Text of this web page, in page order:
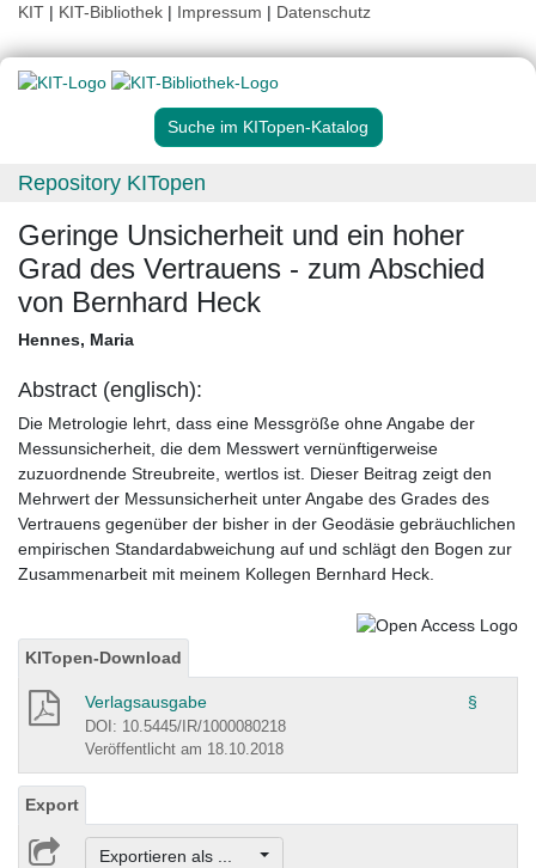
KIT | KIT-Bibliothek | Impressum | Datenschutz
Suche im KITopen-Katalog
Repository KITopen
Geringe Unsicherheit und ein hoher
Grad des Vertrauens - zum Abschied
von Bernhard Heck
Hennes, Maria
Abstract (englisch):
Die Metrologie lehrt, dass eine Messgröße ohne Angabe der
Messunsicherheit, die dem Messwert vernünftigerweise
zuzuordnende Streubreite, wertlos ist. Dieser Beitrag zeigt den
Mehrwert der Messunsicherheit unter Angabe des Grades des
Vertrauens gegenüber der bisher in der Geodäsie gebräuchlichen
empirischen Standardabweichung auf und schlägt den Bogen zur
Zusammenarbeit mit meinem Kollegen Bernhard Heck.
KITopen-Download
Verlagsausgabe §
DOI: 10.5445/IR/1000080218
Veröffentlicht am 18.10.2018
Export
Exportieren als ...